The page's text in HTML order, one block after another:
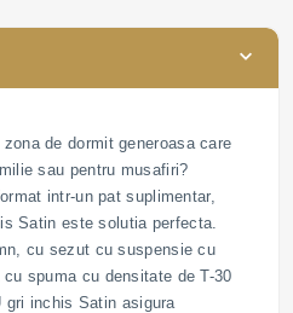
de dormit generoasa care
sau pentru musafiri?
intr-un pat suplimentar,
Satin este solutia perfecta.
cu sezut cu suspensie cu
spuma cu densitate de T-30
inchis Satin asigura